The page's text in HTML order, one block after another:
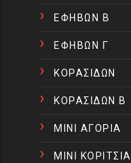
ΕΦΗΒΩΝ Β
ΕΦΗΒΩΝ Γ
ΚΟΡΑΣΙΔΩΝ
ΚΟΡΑΣΙΔΩΝ Β
ΜΙΝΙ ΑΓΟΡΙΑ
ΜΙΝΙ ΚΟΡΙΤΣΙΑ